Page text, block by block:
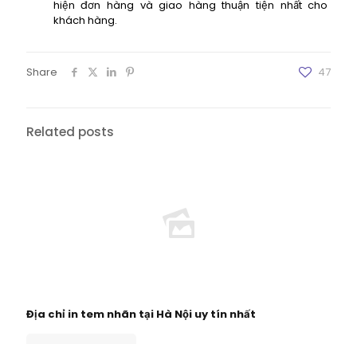
hiện đơn hàng và giao hàng thuận tiện nhất cho
khách hàng.
Share 47
Related posts
Địa chỉ in tem nhãn tại Hà Nội uy tín nhất